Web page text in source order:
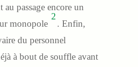
au passage encore un
monopole
2
. Enfin,
du personnel
à bout de souffle avant